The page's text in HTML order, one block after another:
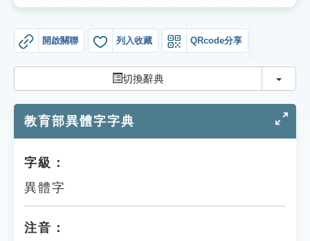
遊戲專區
教學應用
貓頭鷹博士
開啟關聯 列入收藏 QRcode分享
切換辭典 切換
教育部異體字字典
字級：
異體字
注音：